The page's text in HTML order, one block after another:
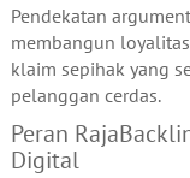
Pendekatan
membangun
klaim sepihak yang
pelanggan cerdas.
Peran
Digital